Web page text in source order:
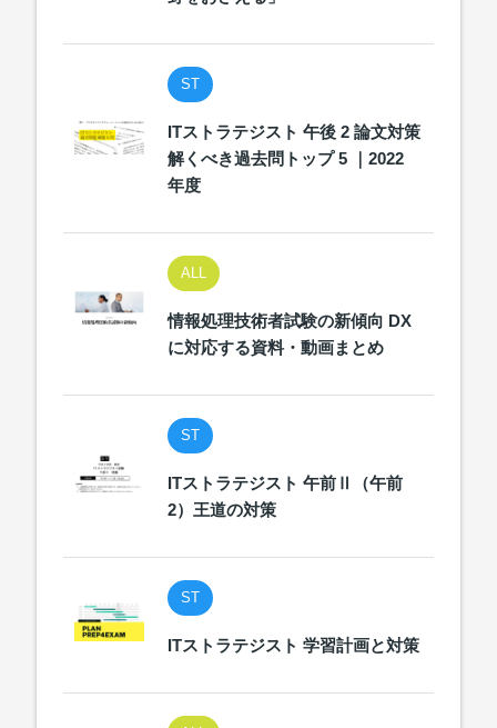
ST
ITストラテジスト 午後 2 論文対策
解くべき過去問トップ 5 ｜2022
年度
ALL
情報処理技術者試験の新傾向 DX
に対応する資料・動画まとめ
ST
ITストラテジスト 午前Ⅱ（午前
2）王道の対策
ST
ITストラテジスト 学習計画と対策